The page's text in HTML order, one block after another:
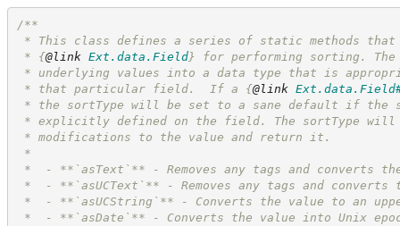
/**
* This class defines a series of static methods that
* {@link Ext.data.Field} for performing sorting. The
* underlying values into a data type that is
* that particular field.  If a {@link
* the sortType will be set to a sane default if the
* explicitly defined on the field. The sortType will
* modifications to the value and return it.
*
*  - **`asText`** - Removes any tags and converts
*  - **`asUCText`** - Removes any tags and
*  - **`asUCString`** - Converts the value to an
*  - **`asDate`** - Converts the value into Unix